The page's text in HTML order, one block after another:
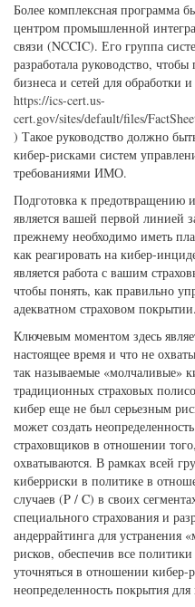
Более комплексная программа
центром промышленной
связи (NCCIC). Его группа
разработала руководство,
бизнеса и сетей для обработки
https://ics-cert.us-
cert.gov/sites/default/files/
) Такое руководство должно
кибер-рисками систем
требованиями ИМО.
Подготовка к предотвращению
является вашей первой линией
прежнему необходимо иметь
как реагировать на кибер-
является работа с вашим
чтобы понять, как правильно
адекватном страховом покрытии.
Ключевым моментом здесь
настоящее время и что не
так называемые «молчаливые»
традиционных страховых
кибер еще не был серьезным
может создать
страховщиков в отношении
охватываются. В рамках всей
киберриски в политике в
случаев (P / C) в своих
специального страхования и
андеррайтинга для устранения
рисков, обеспечив все
уточняться в отношении
неопределенность покрытия